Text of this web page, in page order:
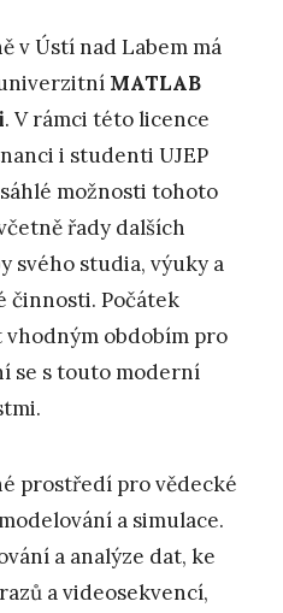
v Ústí nad Labem má
MATLAB
. V rámci této licence
i studenti UJEP
možnosti tohoto
řady dalších
svého studia, výuky a
činnosti. Počátek
obdobím pro
se s touto moderní
prostředí pro vědecké
a simulace.
a analýze dat, ke
a videosekvencí,